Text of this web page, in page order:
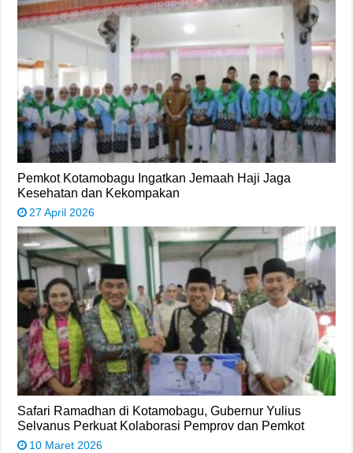
Pemkot Kotamobagu Ingatkan Jemaah Haji Jaga
Kesehatan dan Kekompakan
27 April 2026
Safari Ramadhan di Kotamobagu, Gubernur Yulius
Selvanus Perkuat Kolaborasi Pemprov dan Pemkot
10 Maret 2026